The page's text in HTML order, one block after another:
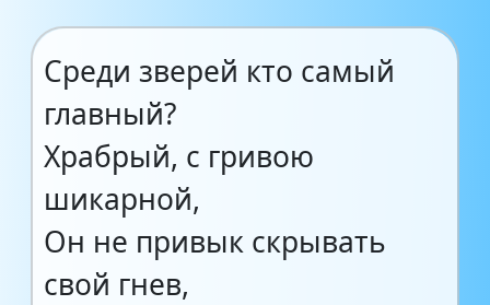
Среди зверей кто самый
главный?
Храбрый, с гривою
шикарной,
Он не привык скрывать
свой гнев,